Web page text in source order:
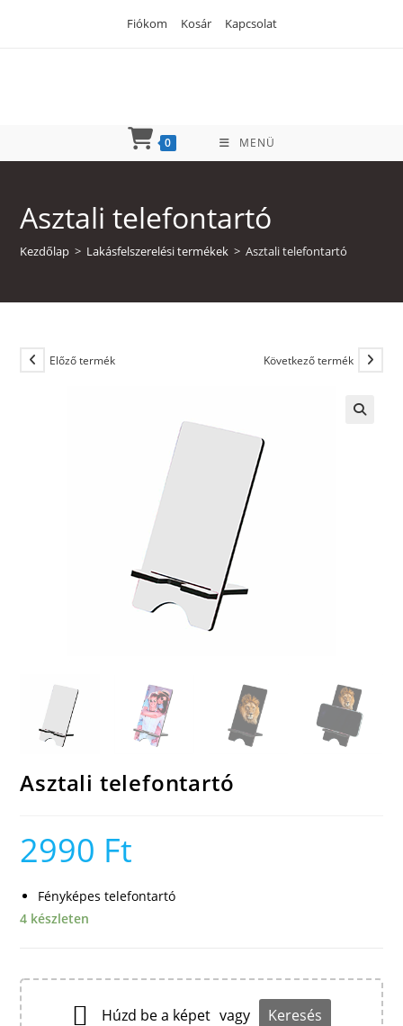
Fiókom Kosár Kapcsolat
0 MENÜ
Asztali telefontartó
Kezdőlap > Lakásfelszerelési termékek > Asztali telefontartó
Előző termék Következő termék
Asztali telefontartó
2990 Ft
Fényképes telefontartó
4 készleten
Húzd be a képet vagy Keresés